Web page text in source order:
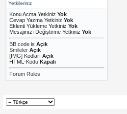
Yetkileriniz
Konu Acma Yetkiniz Yok
Cevap Yazma Yetkiniz Yok
Eklenti Yükleme Yetkiniz Yok
Mesajınızı Değiştirme Yetkiniz Yok
BB code is Açık
Smileler Açık
[IMG] Kodları Açık
HTML-Kodu Kapalı
Forum Rules